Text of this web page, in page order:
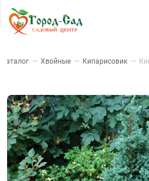
Каталог — Хвойные — Кипарисовик —